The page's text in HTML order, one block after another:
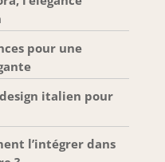
pour
assurer de
et de
stable dans
conditions de
1x sac de
pour une
italien pour
l’intégrer dans